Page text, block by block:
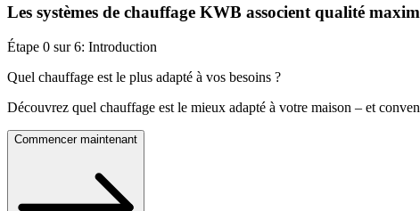
Les systèmes de chauffage KWB associent qualité
Étape 0 sur 6: Introduction
Quel chauffage est le plus adapté à vos besoins ?
Découvrez quel chauffage est le mieux adapté à votre maison – et
Commencer maintenant